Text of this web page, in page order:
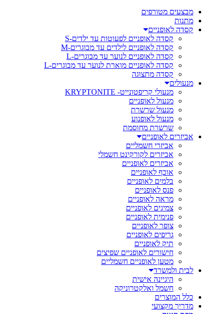
מבצעים מטורפים
מתנות
קסדה לאופניים
קסדה לאופניים לפעוטות עד ילדים-S
קסדה לאופניים לילדים עד מבוגרים-M
קסדה לאופניים לנוער עד מבוגרים-L
קסדה לאופניים מוארת לנוער עד מבוגרים-L
קסדה מתצוגה
מנעולים
מנעולי קריפטונייט- KRYPTONITE
מנעול לאופניים
מנעול שרשרת
מנעול לאופנוע
שרשרת מחוסמת
אביזרים לאופניים
אביזרי חשמליים
אביזרים לקורקינט חשמלי
אביזרים לאופניים
אוכף לאופניים
בלמים לאופניים
פנס לאופניים
מראה לאופניים
צמיגים לאופניים
פנימית לאופניים
צופר לאופניים
גריפים לאופניים
תיק לאופניים
חישורים לאופניים שפיצים
מטען לאופניים חשמליים
לבית ולמשרד
היגיינה אישית
חשמל ואלקטרוניקה
כלל המוצרים
מדריך מקצועי